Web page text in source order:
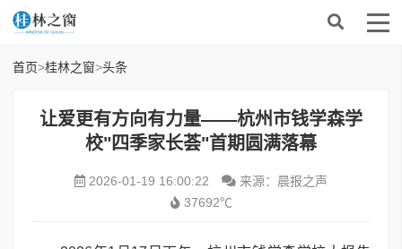
首页>桂林之窗>头条
让爱更有方向有力量——杭州市钱学森学
校"四季家长荟"首期圆满落幕
2026-01-19 16:00:22
来源：晨报之声
37692℃